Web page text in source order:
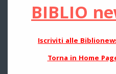
BIBLIO
Iscriviti alle
Torna in Home